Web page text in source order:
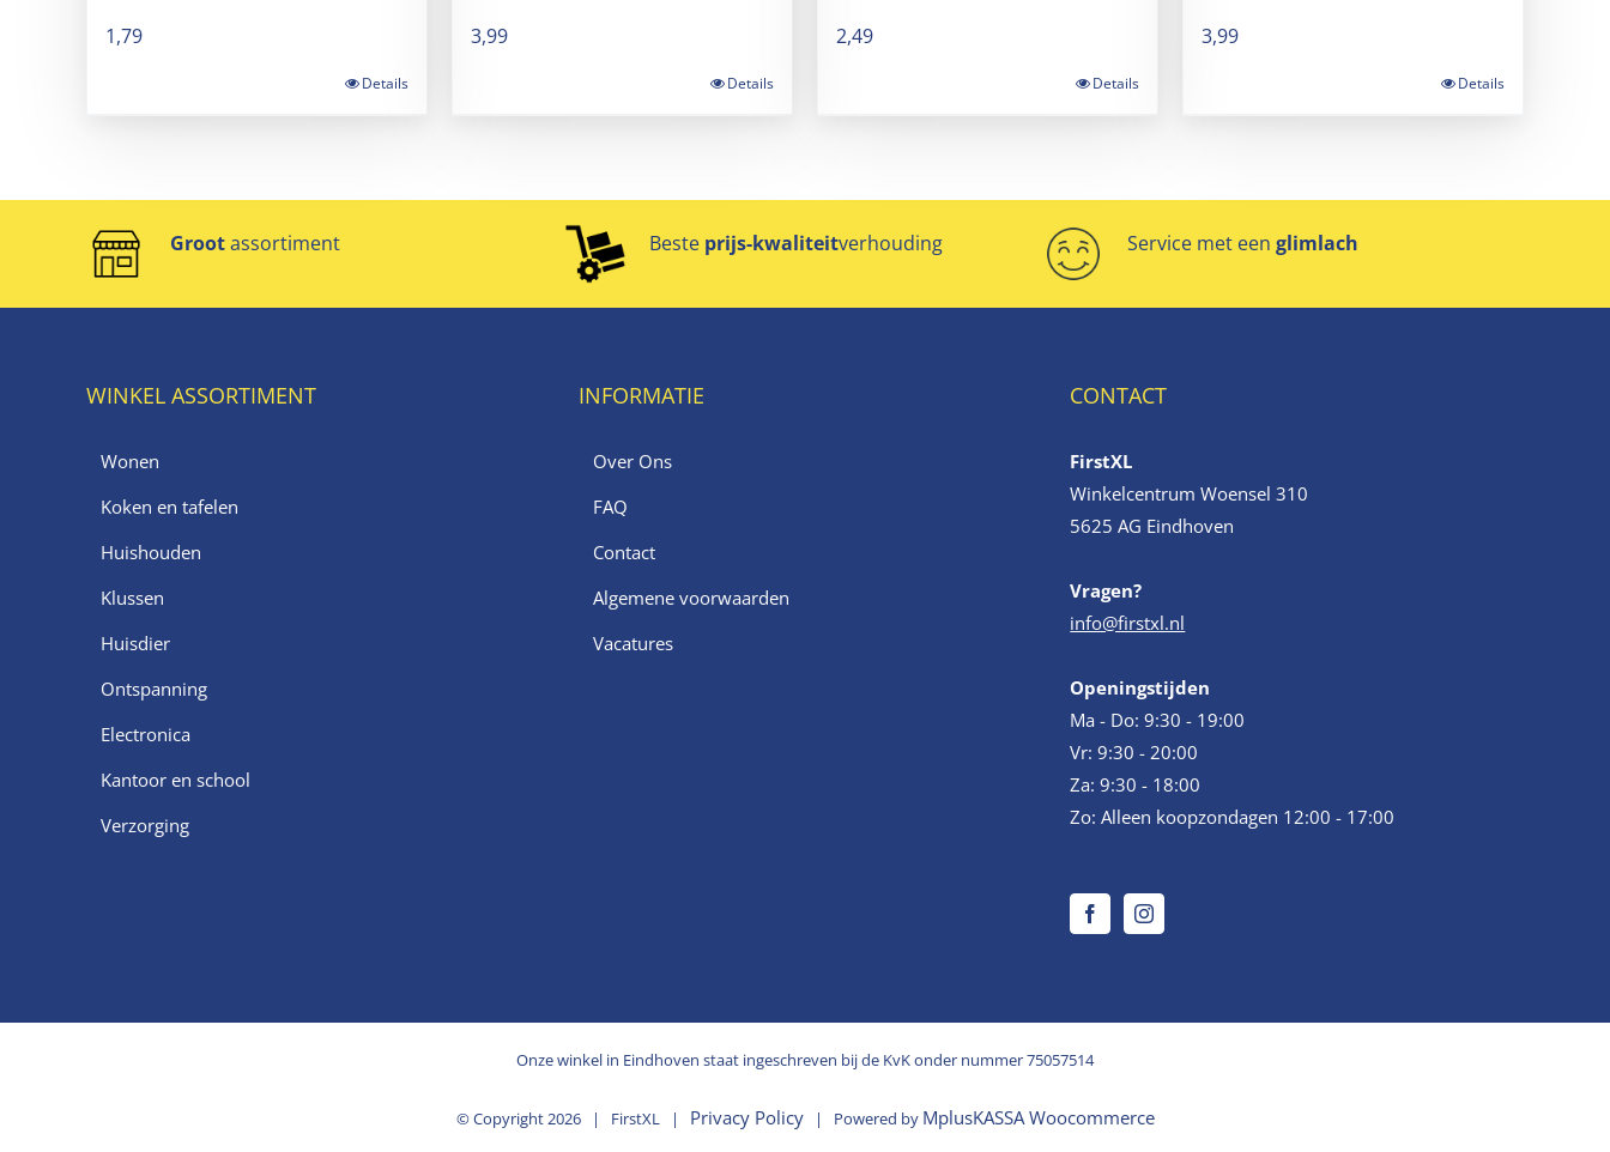
1,79
Details
3,99
Details
2,49
Details
3,99
Details
Grootassortiment Beste prijs-kwaliteitverhouding Service met eenglimlach
WINKEL ASSORTIMENT
Wonen
Koken en tafelen
Huishouden
Klussen
Huisdier
Ontspanning
Electronica
Kantoor en school
Verzorging
INFORMATIE
Over Ons
FAQ
Contact
Algemene voorwaarden
Vacatures
CONTACT
FirstXL
Winkelcentrum Woensel 310
5625 AG Eindhoven
Vragen?
info@firstxl.nl
Openingstijden
Ma - Do: 9:30 - 19:00
Vr: 9:30 - 20:00
Za: 9:30 - 18:00
Zo: Alleen koopzondagen 12:00 - 17:00
Onze winkel in Eindhoven staat ingeschreven bij de KvK onder nummer 75057514
© Copyright2026 | FirstXL | Privacy Policy| Powered by MplusKASSA Woocommerce